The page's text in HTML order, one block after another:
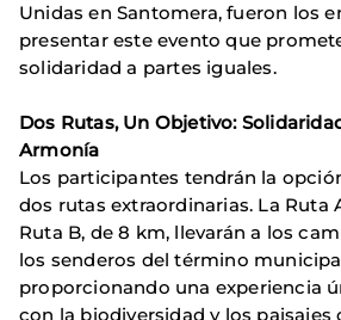
Unidas en Santomera, fueron los
presentar este evento que
solidaridad a partes iguales.
Dos Rutas, Un Objetivo:
Armonía
Los participantes tendrán la
dos rutas extraordinarias. La Ruta
Ruta B, de 8 km, llevarán a los
los senderos del término
proporcionando una experiencia
con la biodiversidad y los paisajes